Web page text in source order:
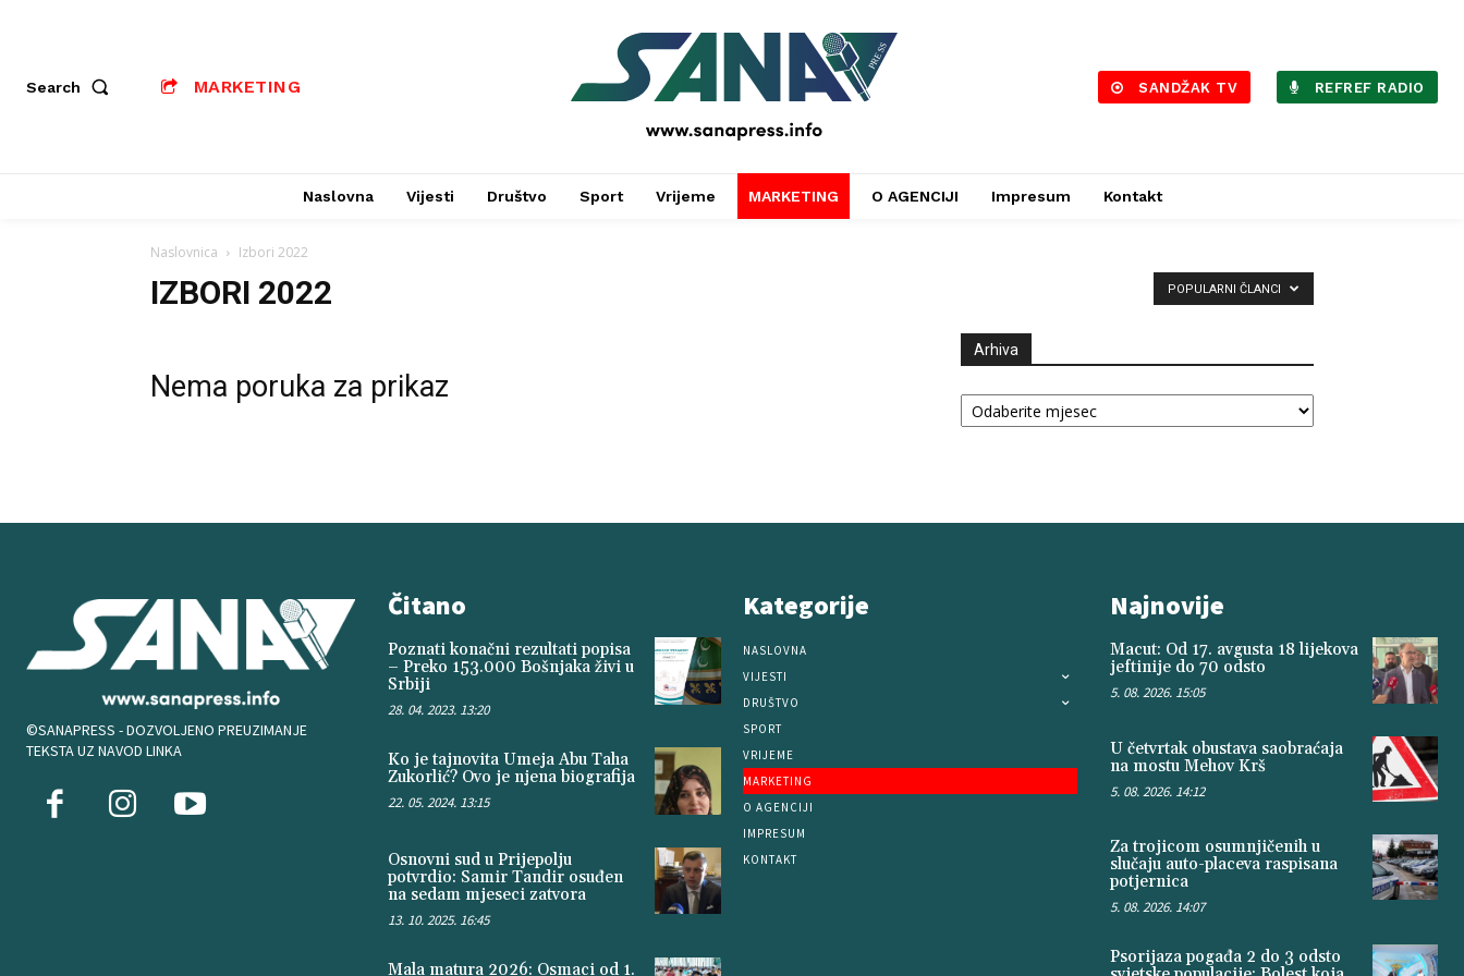
Search MARKETING
PRESS
SANDŽAK TV REFREF RADIO
Naslovna Vijesti Društvo Sport Vrijeme MARKETING O AGENCIJI Impresum Kontakt
Naslovnica Izbori 2022
IZBORI 2022 POPULARNI ČLANCI
Nema poruka za prikaz
Arhiva
Arhiva
©SANAPRESS - DOZVOLJENO PREUZIMANJE
TEKSTA UZ NAVOD LINKA
Čitano
Poznati konačni rezultati popisa
– Preko 153.000 Bošnjaka živi u
Srbiji
28. 04. 2023. 13:20
Ko je tajnovita Umeja Abu Taha
Zukorlić? Ovo je njena biografija
22. 05. 2024. 13:15
Osnovni sud u Prijepolju
potvrdio: Samir Tandir osuđen
na sedam mjeseci zatvora
13. 10. 2025. 16:45
Mala matura 2026: Osmaci od 1.
Kategorije
NASLOVNA
VIJESTI
DRUŠTVO
SPORT
VRIJEME
MARKETING
O AGENCIJI
IMPRESUM
KONTAKT
Najnovije
Macut: Od 17. avgusta 18 lijekova
jeftinije do 70 odsto
5. 08. 2026. 15:05
U četvrtak obustava saobraćaja
na mostu Mehov Krš
5. 08. 2026. 14:12
Za trojicom osumnjičenih u
slučaju auto-placeva raspisana
potjernica
5. 08. 2026. 14:07
Psorijaza pogađa 2 do 3 odsto